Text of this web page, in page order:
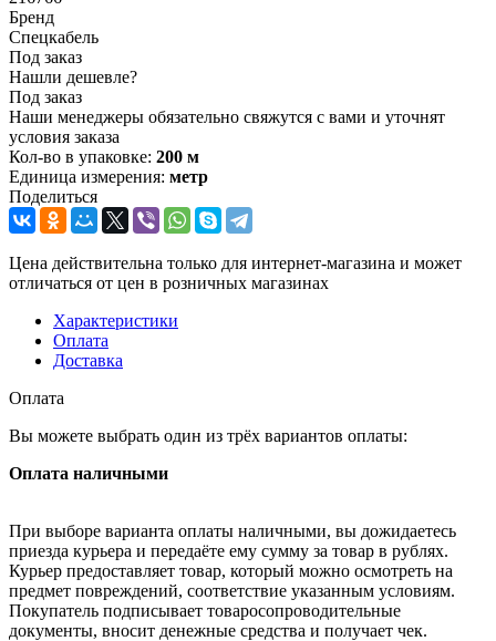
Бренд
Спецкабель
Под заказ
Нашли дешевле?
Под заказ
Наши менеджеры обязательно свяжутся с вами и уточнят
условия заказа
Кол-во в упаковке: 200 м
Единица измерения: метр
Поделиться
Цена действительна только для интернет-магазина и может
отличаться от цен в розничных магазинах
Характеристики
Оплата
Доставка
Оплата
Вы можете выбрать один из трёх вариантов оплаты:
Оплата наличными
При выборе варианта оплаты наличными, вы дожидаетесь
приезда курьера и передаёте ему сумму за товар в рублях.
Курьер предоставляет товар, который можно осмотреть на
предмет повреждений, соответствие указанным условиям.
Покупатель подписывает товаросопроводительные
документы, вносит денежные средства и получает чек.